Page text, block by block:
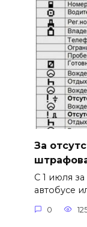
За
С 1 июля за
автобусе
0